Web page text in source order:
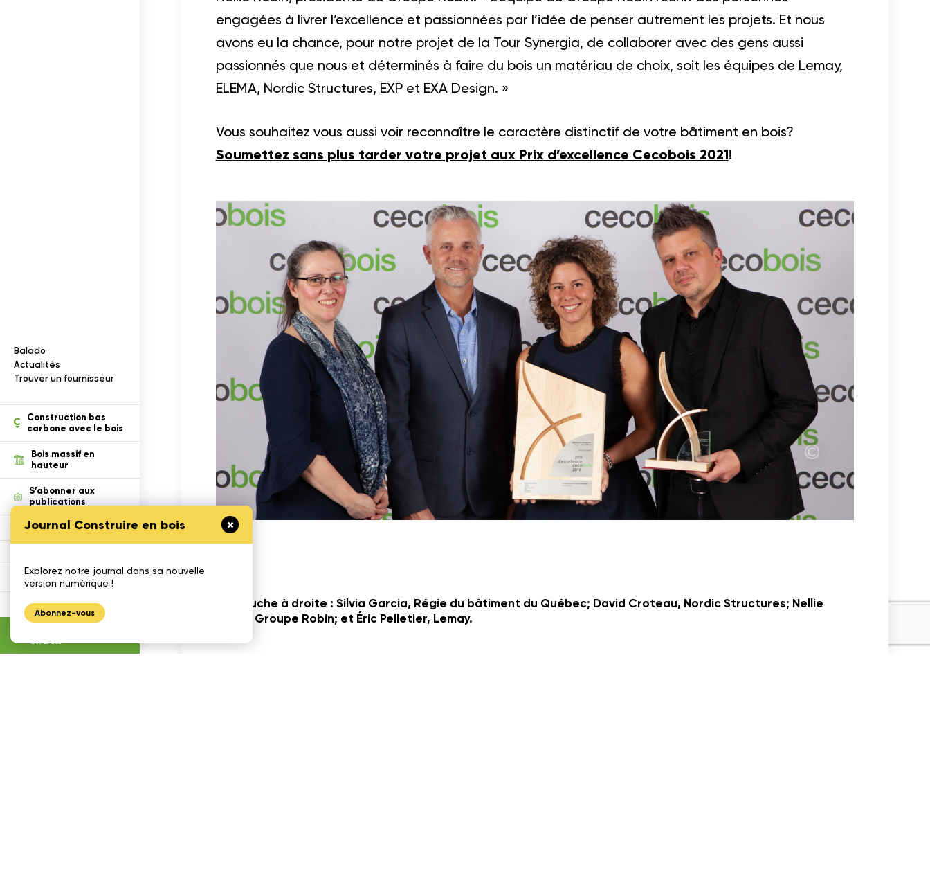
Balado
Actualités
Trouver un fournisseur
Construction bas
carbone avec le bois
Bois massif en
hauteur
S’abonner aux
publications
Défi Cecobois
Gestimat
Calculatrices
en bois
Journal Construire en bois
Explorez notre journal dans sa nouvelle
version numérique !
Abonnez-vous
des renseignements
s
Documentation
engagées à livrer l’excellence et passionnées par l’idée de penser autrement les projets. Et nous
avons eu la chance, pour notre projet de la Tour Synergia, de collaborer avec des gens aussi
passionnés que nous et déterminés à faire du bois un matériau de choix, soit les équipes de Lemay,
ELEMA, Nordic Structures, EXP et EXA Design. »
Vous souhaitez vous aussi voir reconnaître le caractère distinctif de votre bâtiment en bois?
Soumettez sans plus tarder votre projet aux Prix d’excellence Cecobois 2021!
De gauche à droite : Silvia Garcia, Régie du bâtiment du Québec; David Croteau, Nordic Structures; Nellie
Robin, Groupe Robin; et Éric Pelletier, Lemay.